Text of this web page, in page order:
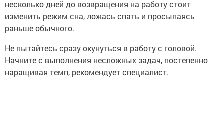
несколько дней до возвращения на работу стоит
изменить режим сна, ложась спать и просыпаясь
раньше обычного.
Не пытайтесь сразу окунуться в работу с головой.
Начните с выполнения несложных задач, постепенно
наращивая темп, рекомендует специалист.